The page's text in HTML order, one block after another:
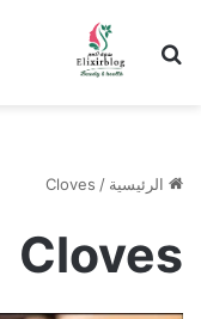
ابحث عن
الرئيسية /
Cloves
Cloves